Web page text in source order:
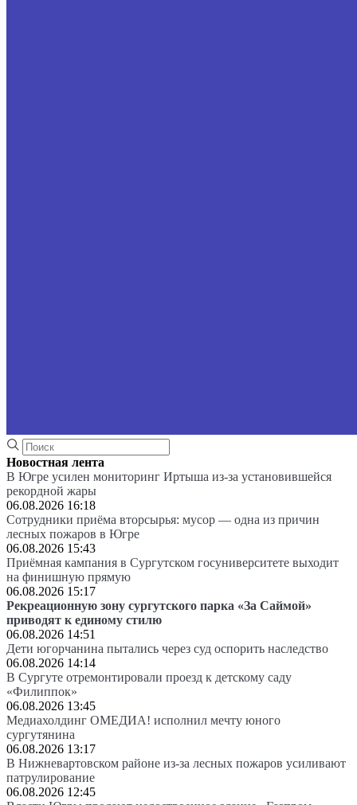
Новостная лента
В Югре усилен мониторинг Иртыша из-за установившейся
рекордной жары
06.08.2026 16:18
Сотрудники приёма вторсырья: мусор — одна из причин
лесных пожаров в Югре
06.08.2026 15:43
Приёмная кампания в Сургутском госуниверситете выходит
на финишную прямую
06.08.2026 15:17
Рекреационную зону сургутского парка «За Саймой»
приводят к единому стилю
06.08.2026 14:51
Дети югорчанина пытались через суд оспорить наследство
06.08.2026 14:14
В Сургуте отремонтировали проезд к детскому саду
«Филиппок»
06.08.2026 13:45
Медиахолдинг ОМЕДИА! исполнил мечту юного
сургутянина
06.08.2026 13:17
В Нижневартовском районе из-за лесных пожаров усиливают
патрулирование
06.08.2026 12:45